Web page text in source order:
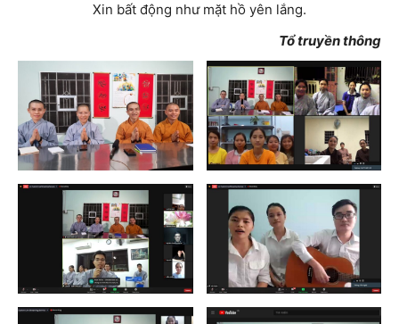
Xin bất động như mặt hồ yên lắng.
Tổ truyền thông